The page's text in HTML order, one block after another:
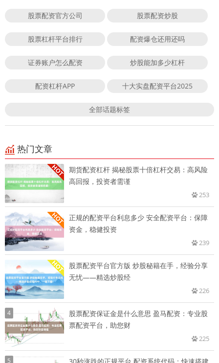
股票配资官方公司 股票配资炒股
股票杠杆平台排行 配资爆仓还用还吗
证券账户怎么配资 炒股能加多少杠杆
配资杠杆APP 十大实盘配资平台2025
全部话题标签
热门文章
期货配资杠杆 揭秘股票十倍杠杆交易：高风险
高回报，投资者需谨
253
正规的配资平台利息多少 安全配资平台：保障
资金，稳健投资
239
股票配资平台官方版 炒股秘籍在手，经验分享
无忧——精选炒股经
226
4
股票配资保证金是什么意思 盈马配资：专业股
票配资平台，助您财
225
5